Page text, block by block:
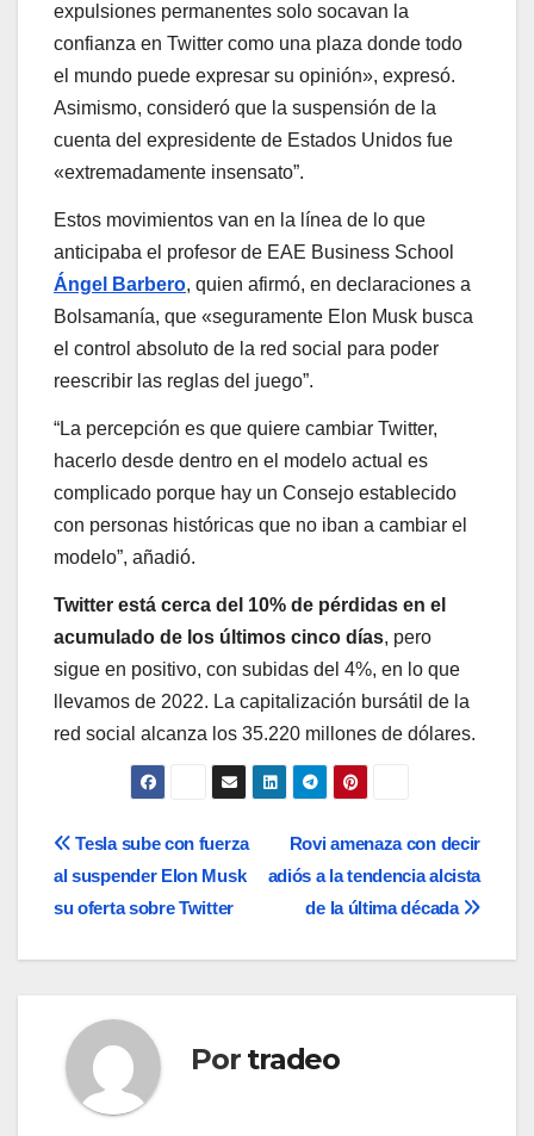
expulsiones permanentes solo socavan la
confianza en Twitter como una plaza donde todo
el mundo puede expresar su opinión», expresó.
Asimismo, consideró que la suspensión de la
cuenta del expresidente de Estados Unidos fue
«extremadamente insensato”.
Estos movimientos van en la línea de lo que
anticipaba el profesor de EAE Business School
Ángel Barbero, quien afirmó, en declaraciones a
Bolsamanía, que «seguramente Elon Musk busca
el control absoluto de la red social para poder
reescribir las reglas del juego”.
“La percepción es que quiere cambiar Twitter,
hacerlo desde dentro en el modelo actual es
complicado porque hay un Consejo establecido
con personas históricas que no iban a cambiar el
modelo”, añadió.
Twitter está cerca del 10% de pérdidas en el
acumulado de los últimos cinco días, pero
sigue en positivo, con subidas del 4%, en lo que
llevamos de 2022. La capitalización bursátil de la
red social alcanza los 35.220 millones de dólares.
Navegación
de
entradas
Rovi amenaza con decir
adiós a la tendencia alcista
de la última década
Tesla sube con fuerza
al suspender Elon Musk
su oferta sobre Twitter
Por tradeo